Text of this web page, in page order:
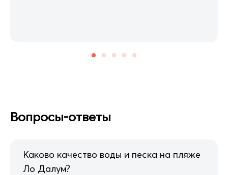
Вопросы-ответы
Каково качество воды и песка на пляже
Ло Далум?